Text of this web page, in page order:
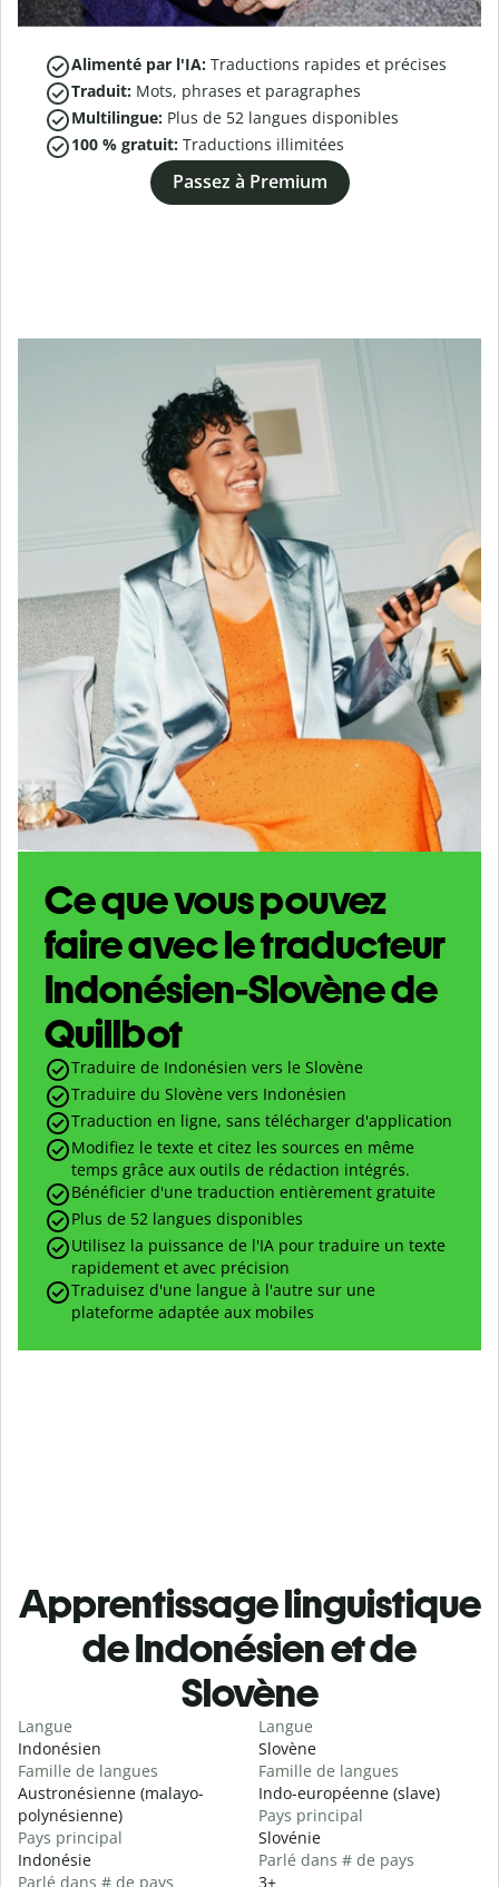
Alimenté par l'IA: Traductions rapides et précises
Traduit: Mots, phrases et paragraphes
Multilingue: Plus de 52 langues disponibles
100 % gratuit: Traductions illimitées
Passez à Premium
Ce que vous pouvez
faire avec le traducteur
Indonésien-Slovène de
Quillbot
Traduire de Indonésien vers le Slovène
Traduire du Slovène vers Indonésien
Traduction en ligne, sans télécharger d'application
Modifiez le texte et citez les sources en même
temps grâce aux outils de rédaction intégrés.
Bénéficier d'une traduction entièrement gratuite
Plus de 52 langues disponibles
Utilisez la puissance de l'IA pour traduire un texte
rapidement et avec précision
Traduisez d'une langue à l'autre sur une
plateforme adaptée aux mobiles
Apprentissage linguistique
de Indonésien et de
Slovène
Langue
Indonésien
Famille de langues
Austronésienne (malayo-
polynésienne)
Pays principal
Indonésie
Parlé dans # de pays
Langue
Slovène
Famille de langues
Indo-européenne (slave)
Pays principal
Slovénie
Parlé dans # de pays
3+